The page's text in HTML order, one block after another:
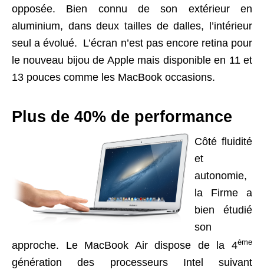
opposée. Bien connu de son extérieur en
aluminium, dans deux tailles de dalles, l’intérieur
seul a évolué. L’écran n’est pas encore retina pour
le nouveau bijou de Apple mais disponible en 11 et
13 pouces comme les MacBook occasions.
Plus de 40% de performance
Côté fluidité
et
autonomie,
la Firme a
bien étudié
son
approche. Le MacBook Air dispose de la 4ème
génération des processeurs Intel suivant